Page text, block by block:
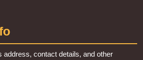
address, contact details, and other